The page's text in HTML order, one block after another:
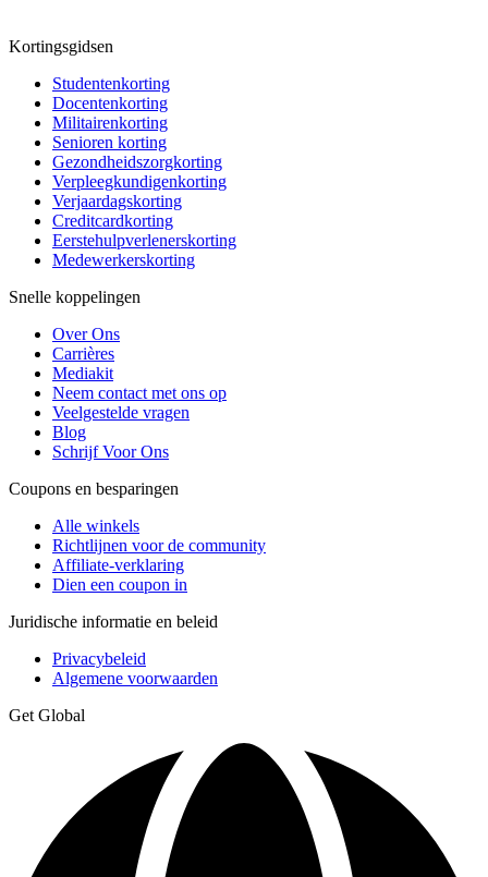
Kortingsgidsen
Studentenkorting
Docentenkorting
Militairenkorting
Senioren korting
Gezondheidszorgkorting
Verpleegkundigenkorting
Verjaardagskorting
Creditcardkorting
Eerstehulpverlenerskorting
Medewerkerskorting
Snelle koppelingen
Over Ons
Carrières
Mediakit
Neem contact met ons op
Veelgestelde vragen
Blog
Schrijf Voor Ons
Coupons en besparingen
Alle winkels
Richtlijnen voor de community
Affiliate-verklaring
Dien een coupon in
Juridische informatie en beleid
Privacybeleid
Algemene voorwaarden
Get Global